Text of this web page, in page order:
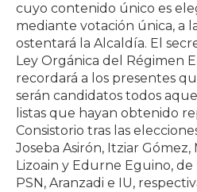
cuyo contenido único es
mediante votación única, a
ostentará la Alcaldía. El
Ley Orgánica del Régimen
recordará a los presentes
serán candidatos todos
listas que hayan obtenido
Consistorio tras las
Joseba Asirón, Itziar
Lizoain y Edurne Eguino, de
PSN, Aranzadi e IU,